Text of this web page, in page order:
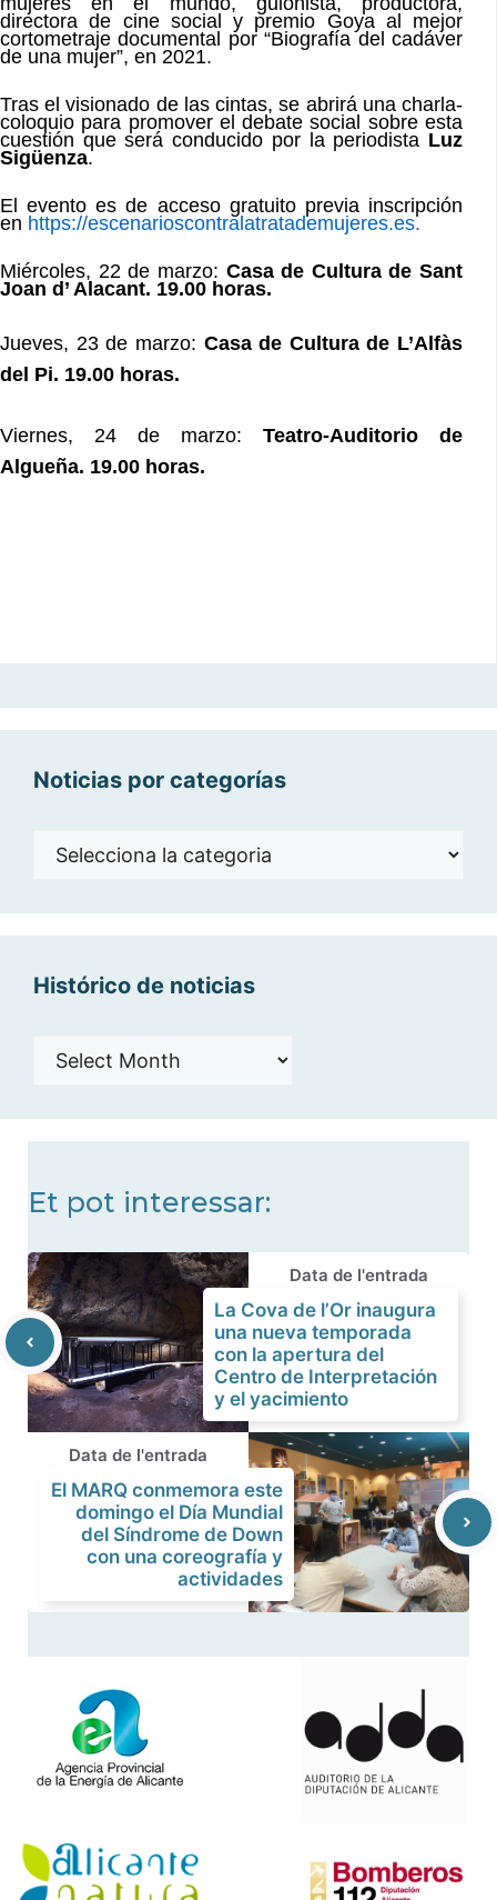
directora de cine social y premio Goya al mejor
cortometraje documental por “Biografía del cadáver
de una mujer”, en 2021.
Tras el visionado de las cintas, se abrirá una charla-
coloquio para promover el debate social sobre esta
cuestión que será conducido por la periodista Luz
Sigüenza.
El evento es de acceso gratuito previa inscripción
en https://escenarioscontralatratademujeres.es.
Miércoles, 22 de marzo: Casa de Cultura de Sant
Joan d’ Alacant. 19.00 horas.
Jueves, 23 de marzo: Casa de Cultura de L’Alfàs
del Pi. 19.00 horas.
Viernes, 24 de marzo: Teatro-Auditorio de
Algueña. 19.00 horas.
Noticias por categorías
Noticias
Histórico de noticias
Histórico
Et pot interessar:
Data de l'entrada
La Cova de l’Or inaugura
una nueva temporada
con la apertura del
Centro de Interpretación
y el yacimiento
Data de l'entrada
El MARQ conmemora este
domingo el Día Mundial
del Síndrome de Down
con una coreografía y
actividades